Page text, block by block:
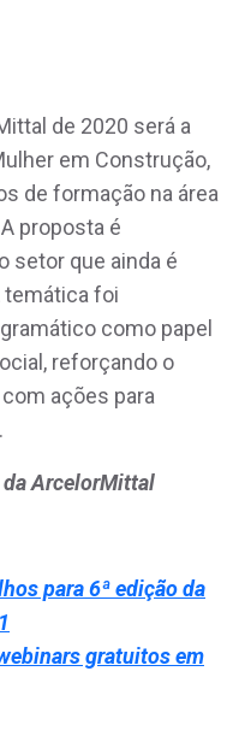
de 2020 será a
em Construção,
de formação na área
proposta é
setor que ainda é
temática foi
como papel
reforçando o
ações para
da ArcelorMittal
para 6ª edição da
gratuitos em